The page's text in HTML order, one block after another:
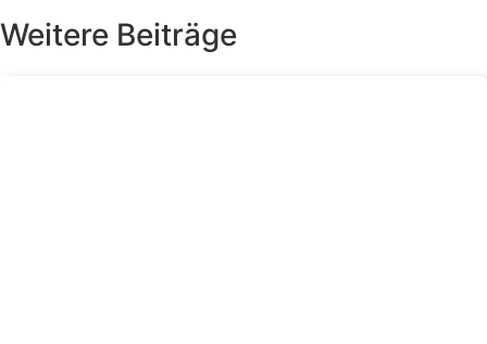
Weitere Beiträge